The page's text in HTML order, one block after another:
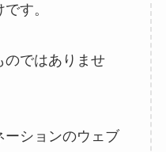
す。
のではありませ
ーションのウェブ